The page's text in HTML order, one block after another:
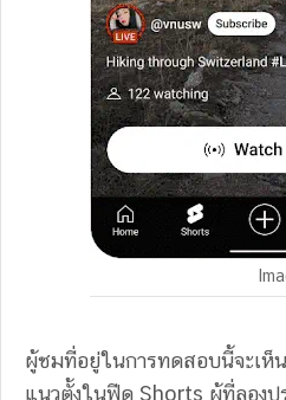
ผู้ชมที่อยู่ในการทดสอบนี้จะเห็
แนวตั้งในฟีด Shorts ผู้ที่ลอง